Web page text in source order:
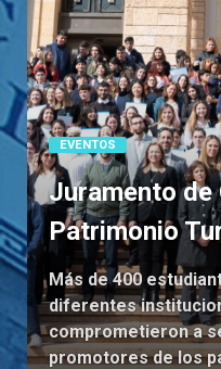
EVENTOS
Juramento
Patrimonio
Más de 400
diferentes
comprometieron a
promotores de los